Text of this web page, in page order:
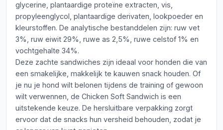
glycerine, plantaardige proteïne extracten, vis,
propyleenglycol, plantaardige derivaten, lookpoeder en
kleurstoffen. De analytische bestanddelen zijn: ruw vet
3%, ruw eiwit 29%, ruwe as 2,5%, ruwe celstof 1% en
vochtgehalte 34%.
Deze zachte sandwiches zijn ideaal voor honden die van
een smakelijke, makkelijk te kauwen snack houden. Of
je nu je hond wilt belonen tijdens de training of gewoon
wilt verwennen, de Chicken Soft Sandwich is een
uitstekende keuze. De hersluitbare verpakking zorgt
ervoor dat de snacks hun versheid behouden, zodat je